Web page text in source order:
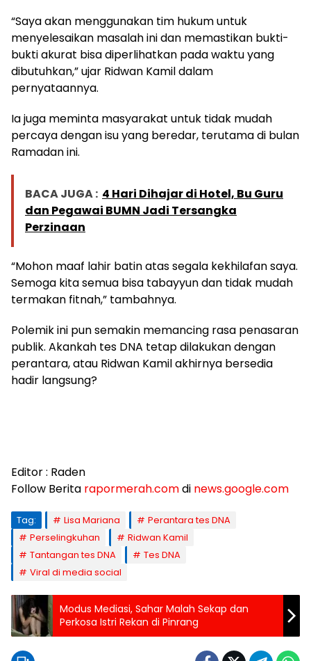
“Saya akan menggunakan tim hukum untuk
menyelesaikan masalah ini dan memastikan bukti-
bukti akurat bisa diperlihatkan pada waktu yang
dibutuhkan,” ujar Ridwan Kamil dalam
pernyataannya.
Ia juga meminta masyarakat untuk tidak mudah
percaya dengan isu yang beredar, terutama di bulan
Ramadan ini.
BACA JUGA : 4 Hari Dihajar di Hotel, Bu Guru
dan Pegawai BUMN Jadi Tersangka
Perzinaan
“Mohon maaf lahir batin atas segala kekhilafan saya.
Semoga kita semua bisa tabayyun dan tidak mudah
termakan fitnah,” tambahnya.
Polemik ini pun semakin memancing rasa penasaran
publik. Akankah tes DNA tetap dilakukan dengan
perantara, atau Ridwan Kamil akhirnya bersedia
hadir langsung?
Editor : Raden
Follow Berita rapormerah.comdi news.google.com
Tag: Lisa Mariana
Perantara tes DNA
Perselingkuhan
Ridwan Kamil
Tantangan tes DNA
Tes DNA
Viral di media social
Modus Mediasi, Sahar Malah Sekap dan
Perkosa Istri Rekan di Pinrang